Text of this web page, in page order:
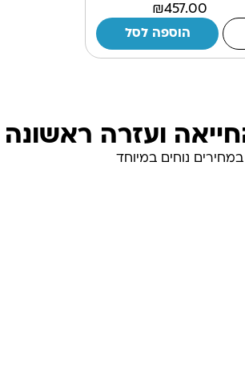
₪457.00
הוספה לסל
ועזרה ראשונה
במחירים נוחים במיוחד